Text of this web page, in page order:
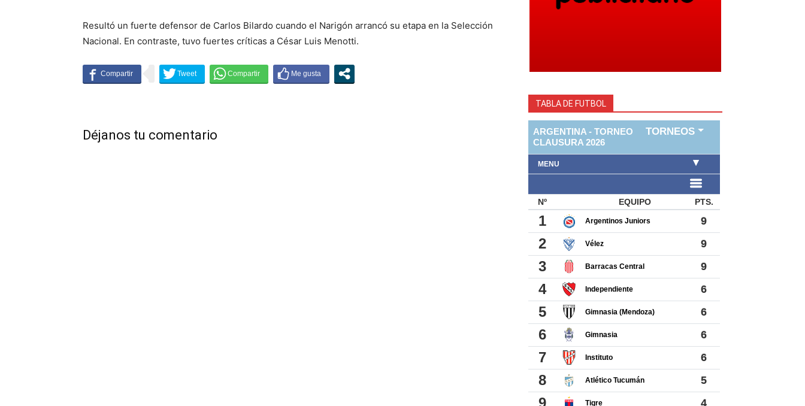
Resultó un fuerte defensor de Carlos Bilardo cuando el Narigón arrancó su etapa en la Selección
Nacional. En contraste, tuvo fuertes críticas a César Luis Menotti.
Déjanos tu comentario
TABLA DE FUTBOL